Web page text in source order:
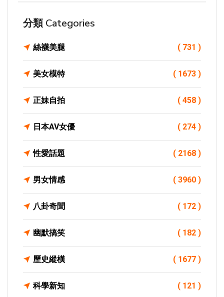
分類 Categories
絲襪美腿 ( 731 )
美女模特 ( 1673 )
正妹自拍 ( 458 )
日本AV女優 ( 274 )
性愛話題 ( 2168 )
男女情感 ( 3960 )
八卦奇聞 ( 172 )
幽默搞笑 ( 182 )
歷史縱橫 ( 1677 )
科學新知 ( 121 )